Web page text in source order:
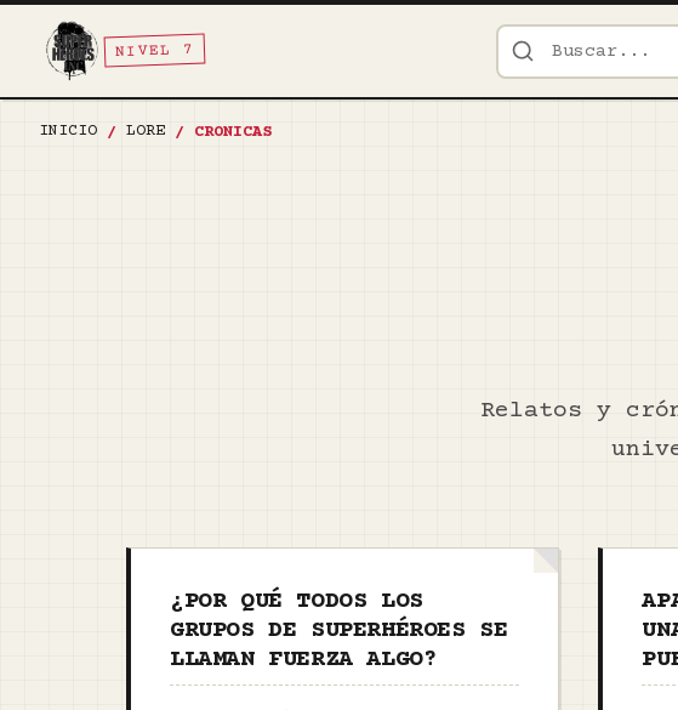
NIVEL 7
INICIO / LORE / CRONICAS
Relatos y
¿POR QUÉ TODOS LOS
GRUPOS DE SUPERHÉROES SE
LLAMAN FUERZA ALGO?